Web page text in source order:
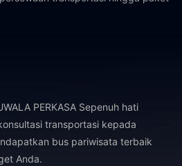
PERKASA Sepenuh hati
transportasi kepada
bus pariwisata terbaik
Anda.